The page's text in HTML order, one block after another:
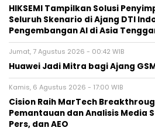
HIKSEMI Tampilkan Solusi
Seluruh Skenario di Ajang DTI
Pengembangan AI di Asia
Jumat, 7 Agustus 2026 - 00:42 WIB
Huawei Jadi Mitra bagi Ajang
Kamis, 6 Agustus 2026 - 17:00 WIB
Cision Raih MarTech
Pemantauan dan Analisis Media
Pers, dan AEO